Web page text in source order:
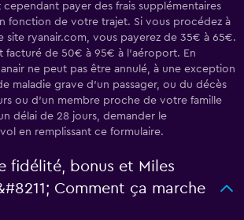
cependant payer des frais supplémentaires
fonction de votre trajet. Si vous procédez à
site ryanair.com, vous payerez de 35€ à 65€.
facturé de 50€ à 95€ à l’aéroport. En
ne peut pas être annulé, à une exception
maladie grave d’un passager, ou du décès
ou d’un membre proche de votre famille
délai de 28 jours, demander le
en remplissant ce formulaire.
fidélité, bonus et Miles
Comment​ ​ça​ ​marche​